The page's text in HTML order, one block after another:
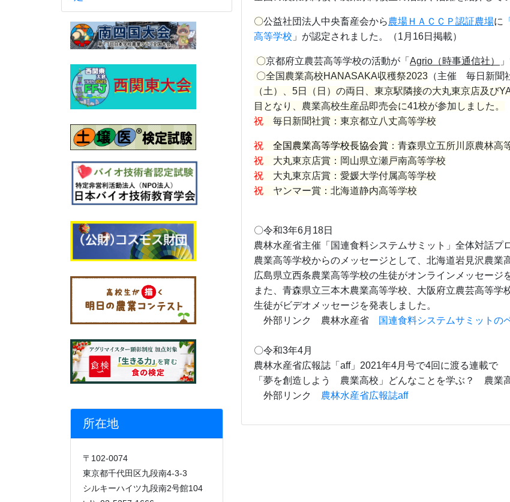
所在地
〒102-0074
東京都千代田区九段南4-3-3
シルキーハイツ九段南2号館104
〇公益社団法人中央畜産会から農場ＨＡＣＣＰ認証農場に
高等学校 」が認定されました。（1月16日掲載）
〇京都府立農芸高等学校の活動が 「 Agrio（時事通信社） 」
〇全国農業高校HANASAKA収穫祭2023 （主催 毎日新聞
（土）、5日（日）の両日、東京駅隣接の大丸東京店及び
目となり、農業高校生産品即売会に41校が参加しました。
祝 毎日新聞社賞：東京都立八丈高等学校
祝 全国農業高等学校長協会賞 ：青森県立五所川原農林高
祝 大丸東京店賞：岡山県立瀬戸南高等学校
祝 大丸東京店賞：愛媛大学付属高等学校
祝 ヤンマー賞：北海道静内高等学校
〇令和3年6月18日
農林水産省主催「国連食料システムサミット」全体対話プ
農業高等学校からのメッセージとして、北海道岩見沢農業
広島県立西条農業高等学校の生徒がオンラインメッセージ
また、青森県立三本木農業高等学校、大阪府立農芸高等学
生徒がビデオメッセージを発表しました。
外部リンク 農林水産省
国連食料システムサミットの
〇令和3年4月
農林水産省広報誌「aff」2021年4月号で4回に渡る連載で
「夢を創造しよう 農業高校」どんなことを学ぶ？ 農業
外部リンク 農林水産省広報誌aff